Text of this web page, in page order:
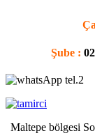
Şube :
Maltepe bölgesi